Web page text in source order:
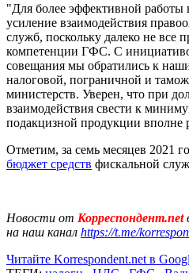
"Для более эффективной работы
усиление взаимодействия
служб, поскольку далеко не все
компетенции ГФС. С
совещания мы обратились к
налоговой, пограничной и
министерств. Уверен, что при
взаимодействия свести к
подакцизной продукции вполне
Отметим, за семь месяцев 2021
бюджет средств фискальной
Новости от Корреспондент.net
на наш канал https://t.me/
Читайте Korrespondent.net в